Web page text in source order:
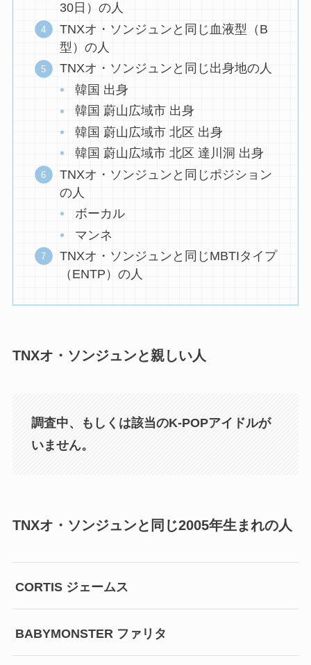
30日）の人
TNXオ・ソンジュンと同じ血液型（B
型）の人
TNXオ・ソンジュンと同じ出身地の人
韓国 出身
韓国 蔚山広域市 出身
韓国 蔚山広域市 北区 出身
韓国 蔚山広域市 北区 達川洞 出身
TNXオ・ソンジュンと同じポジション
の人
ボーカル
マンネ
TNXオ・ソンジュンと同じMBTIタイプ
（ENTP）の人
TNXオ・ソンジュンと親しい人
調査中、もしくは該当のK-POPアイドルが
いません。
TNXオ・ソンジュンと同じ2005年生まれの人
CORTIS ジェームス
BABYMONSTER ファリタ